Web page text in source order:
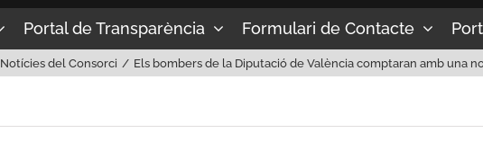
Portal de Transparència Formulari de Contacte
Notícies del Consorci Els bombers de la Diputació de València comptaran amb una